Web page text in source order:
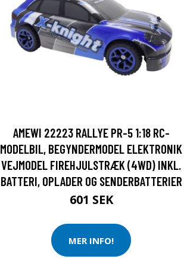
AMEWI 22223 RALLYE PR-5 1:18 RC-
MODELBIL, BEGYNDERMODEL ELEKTRONIK
VEJMODEL FIREHJULSTRÆK (4WD) INKL.
BATTERI, OPLADER OG SENDERBATTERIER
601 SEK
MER INFO!